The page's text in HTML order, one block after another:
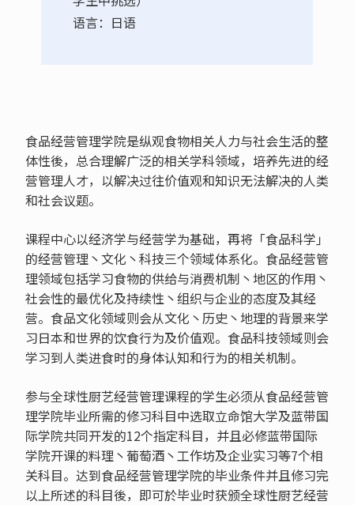
语言：日语
食品经营管理学院是纵观食物相关人力与社会生活的整
体性後，总合理解广泛的相关学科领域，培养先进的经
营管理人才，以解决过往价值观和知识无法解决的人类
和社会议题。
课程中心以经济学与经营学为基础，再将「食品科学」
的经营管理丶文化丶科技三个领域体系化。食品经营管
理领域包括学习食物的供给与消费机制丶地区的作用丶
社会性的最优化及持续性丶组织与企业的态度及其经
营。食品文化领域则会从文化丶历史丶地理的背景来学
习日本和世界的饮食行为及价值观。食品科技领域则会
学习到人类进食时的身体认知和行为的相关机制。
参与全球性厨艺经营管理课程的学生必须从食品经营管
理学院毕业所需的修习科目中选取立命馆大学及蓝带国
际学院共同开发的12个指定科目，并且必修蓝带国际
学院开课的料理丶葡萄酒丶工作坊及企业实习等7个相
关科目。达到食品经营管理学院的毕业条件并且修习完
以上所述的科目後，即可於毕业时获颁全球性厨艺经营